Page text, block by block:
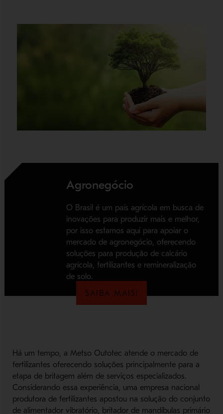
Agronegócio
O Brasil é um país agrícola em busca de
inovações para produzir mais e melhor,
por isso estamos aqui para apoiar o
mercado de agronegócio, oferecendo
soluções para produção de calcário
agrícola, fertilizantes e remineralização
de solo.
SAIBA MAIS!
Há um tempo, a Metso Outotec atende o mercado de
fertilizantes oferecendo soluções principalmente para a
etapa de britagem além de serviços especializados.
Considerando essa experiência, uma empresa nacional
produtora de fertilizantes apostou na solução do conjunto
de alimentador vibratório, britador de mandíbulas primário